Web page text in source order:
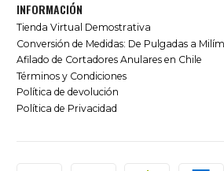
INFORMACIÓN
Tienda Virtual Demostrativa
Conversión de Medidas: De Pulgadas a
Afilado de Cortadores Anulares en Chile
Términos y Condiciones
Política de devolución
Política de Privacidad